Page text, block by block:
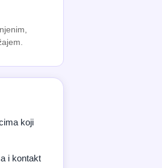
koji
i kontakt